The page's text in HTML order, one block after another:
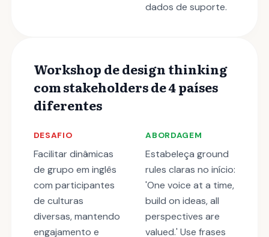
dados de suporte.
Workshop de design thinking
com stakeholders de 4 países
diferentes
DESAFIO
Facilitar dinâmicas
de grupo em inglês
com participantes
de culturas
diversas, mantendo
engajamento e
ABORDAGEM
Estabeleça ground
rules claras no início:
'One voice at a time,
build on ideas, all
perspectives are
valued.' Use frases